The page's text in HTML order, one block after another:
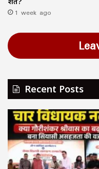
1 week ago
Recent Posts